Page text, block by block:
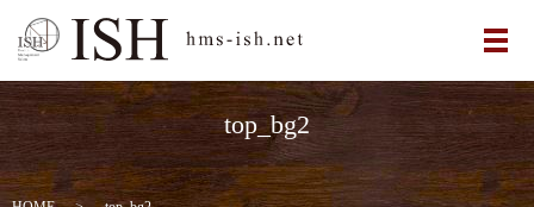
メ
top_bg2